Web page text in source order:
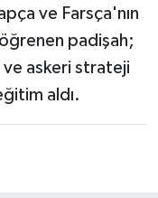
ve Farsça'nın
padişah;
askeri strateji
aldı.